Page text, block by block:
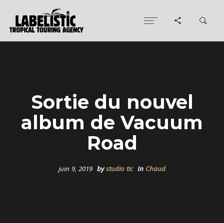
Sortie du nouvel
album de Vacuum
Road
juin 9, 2019 bystudio tic In Chaud